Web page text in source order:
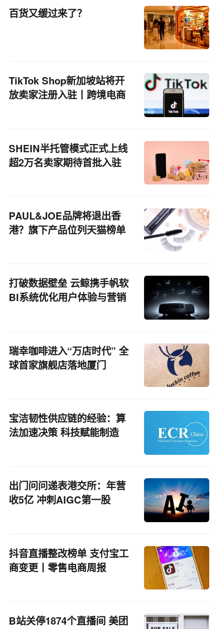
百货又缓过来了？
TikTok Shop新加坡站将开
放卖家注册入驻丨跨境电商
SHEIN半托管模式正式上线
超2万名卖家期待首批入驻
PAUL&JOE品牌将退出香
港？旗下产品位列天猫榜单
打破数据壁垒 云鲸携手帆软
BI系统优化用户体验与营销
瑞幸咖啡进入“万店时代” 全
球首家旗舰店落地厦门
宝洁韧性供应链的经验：算
法加速决策 科技赋能制造
出门问问递表港交所：年营
收5亿 冲刺AIGC第一股
抖音直播整改榜单 支付宝工
商变更丨零售电商周报
B站关停1874个直播间 美团